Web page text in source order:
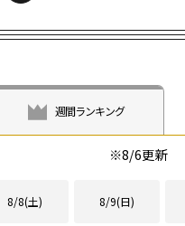
週間ランキング
※8/6更新
8/8(土) 8/9(日)